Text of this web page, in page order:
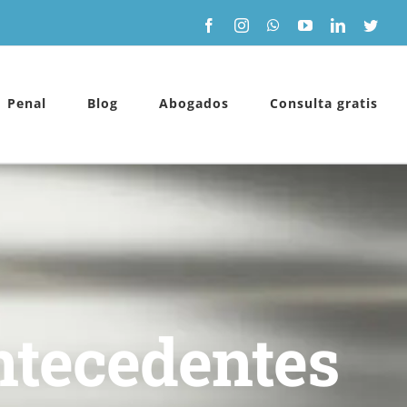
FacebookInstagramWhatsApp
YouTubeLinkedIn
Penal Blog Abogados Consulta gratis